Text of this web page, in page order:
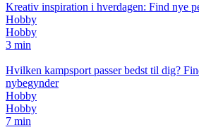
Kreativ inspiration i hverdagen: Find nye
Hobby
Hobby
3 min
Hvilken kampsport passer bedst til dig?
nybegynder
Hobby
Hobby
7 min